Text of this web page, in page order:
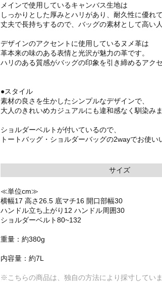
メインで使用しているキャンバス生地は
しっかりとした厚みとハリがあり、耐久性に優れて
丈夫で長持ちするので、バッグの素材として高い
デザインのアクセントに使用しているヌメ革は
革本来の味のある表情と光沢が魅力の革です。
ハリのある質感がバッグの印象を引き締めるアク
●スタイル
素材の良さを生かしたシンプルなデザインで、
大人のきれいめカジュアルにも違和感なく馴染みま
ショルダーベルトが付いているので、
トートバッグ・ショルダーバッグの2wayでお使い
サイズ
≪単位cm≫
横幅17 高さ26.5 底マチ16 開口部幅30
ハンドル立ち上がり12 ハンドル周囲30
ショルダーベルト80~132
重量：約380g
内容量：約7L
※こちらの商品は、独自の方法により採寸してい